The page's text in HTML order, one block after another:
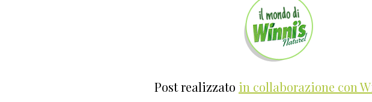
Post realizzato in collaborazione con